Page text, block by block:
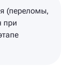
(переломы,
при